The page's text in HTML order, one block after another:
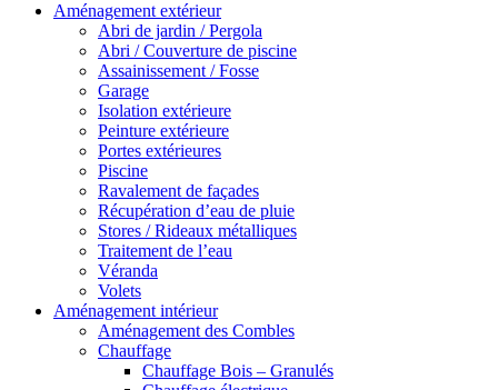
Aménagement extérieur
Abri de jardin / Pergola
Abri / Couverture de piscine
Assainissement / Fosse
Garage
Isolation extérieure
Peinture extérieure
Portes extérieures
Piscine
Ravalement de façades
Récupération d’eau de pluie
Stores / Rideaux métalliques
Traitement de l’eau
Véranda
Volets
Aménagement intérieur
Aménagement des Combles
Chauffage
Chauffage Bois – Granulés